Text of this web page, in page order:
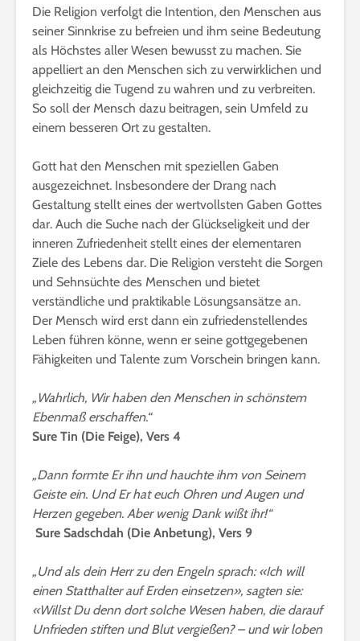
Die Religion verfolgt die Intention, den Menschen aus
seiner Sinnkrise zu befreien und ihm seine Bedeutung
als Höchstes aller Wesen bewusst zu machen. Sie
appelliert an den Menschen sich zu verwirklichen und
gleichzeitig die Tugend zu wahren und zu verbreiten.
So soll der Mensch dazu beitragen, sein Umfeld zu
einem besseren Ort zu gestalten.
Gott hat den Menschen mit speziellen Gaben
ausgezeichnet. Insbesondere der Drang nach
Gestaltung stellt eines der wertvollsten Gaben Gottes
dar. Auch die Suche nach der Glückseligkeit und der
inneren Zufriedenheit stellt eines der elementaren
Ziele des Lebens dar. Die Religion versteht die Sorgen
und Sehnsüchte des Menschen und bietet
verständliche und praktikable Lösungsansätze an.
Der Mensch wird erst dann ein zufriedenstellendes
Leben führen könne, wenn er seine gottgegebenen
Fähigkeiten und Talente zum Vorschein bringen kann.
„Wahrlich, Wir haben den Menschen in schönstem
Ebenmaß erschaffen.“
Sure Tin (Die Feige), Vers 4
„Dann formte Er ihn und hauchte ihm von Seinem
Geiste ein. Und Er hat euch Ohren und Augen und
Herzen gegeben. Aber wenig Dank wißt ihr!“
Sure Sadschdah (Die Anbetung), Vers 9
„Und als dein Herr zu den Engeln sprach: «Ich will
einen Statthalter auf Erden einsetzen», sagten sie:
«Willst Du denn dort solche Wesen haben, die darauf
Unfrieden stiften und Blut vergießen? – und wir loben